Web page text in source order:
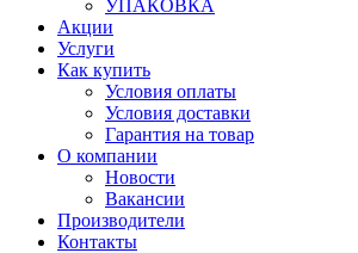
УПАКОВКА
Акции
Услуги
Как купить
Условия оплаты
Условия доставки
Гарантия на товар
О компании
Новости
Вакансии
Производители
Контакты